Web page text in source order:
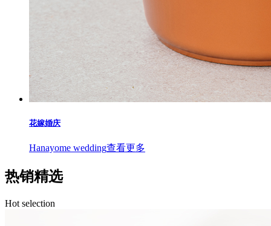
花嫁婚庆
Hanayome wedding查看更多
热销精选
Hot selection